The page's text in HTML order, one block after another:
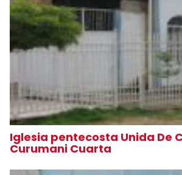
Iglesia pentecosta Unida De
Curumani Cuarta